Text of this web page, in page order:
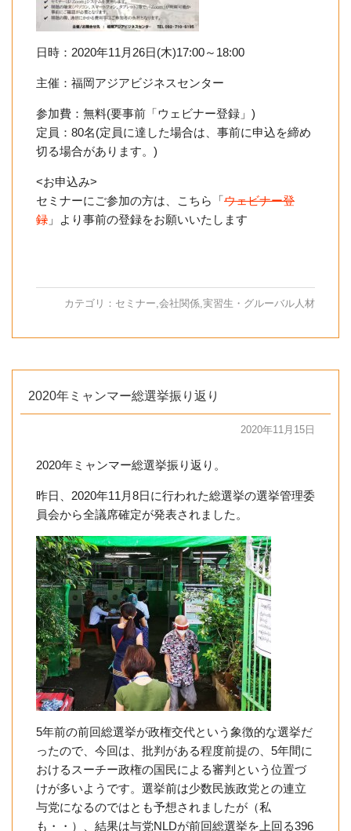
日時：2020年11月26日(木)17:00～18:00
主催：福岡アジアビジネスセンター
参加費：無料(要事前「ウェビナー登録」)
定員：80名(定員に達した場合は、事前に申込を締め
切る場合があります。)
<お申込み>
セミナーにご参加の方は、こちら「ウェビナー登
録 」より事前の登録をお願いいたします
カテゴリ： セミナー,会社関係,実習生・グルーバル人材
2020年ミャンマー総選挙振り返り
2020年11月15日
2020年ミャンマー総選挙振り返り。
昨日、2020年11月8日に行われた総選挙の選挙管理委
員会から全議席確定が発表されました。
5年前の前回総選挙が政権交代という象徴的な選挙だ
ったので、今回は、批判がある程度前提の、5年間に
おけるスーチー政権の国民による審判という位置づ
けが多いようです。選挙前は少数民族政党との連立
与党になるのではとも予想されましたが（私
も・・）、結果は与党NLDが前回総選挙を上回る396